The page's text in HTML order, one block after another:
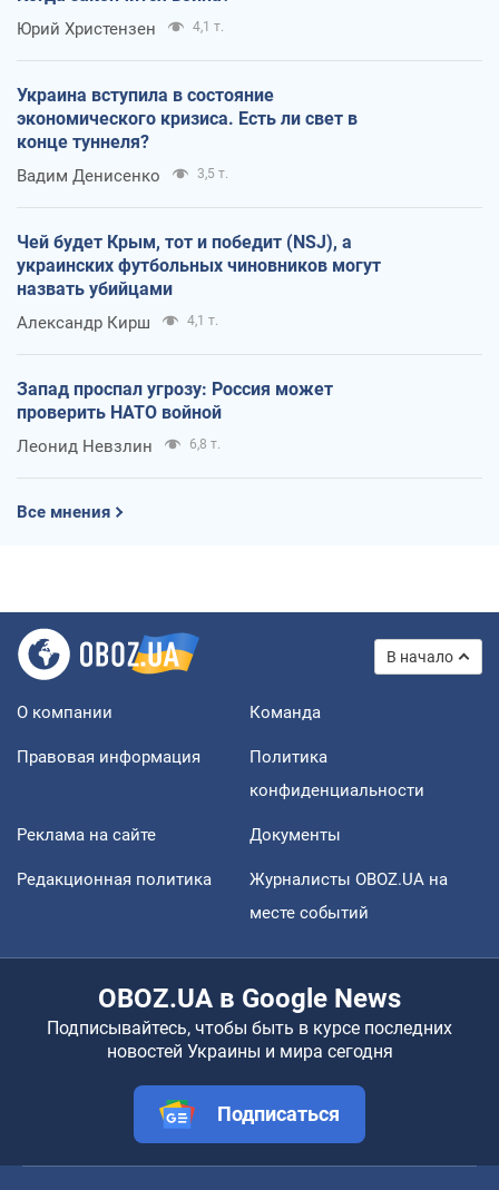
Юрий Христензен 4,1 т.
Украина вступила в состояние
экономического кризиса. Есть ли свет в
конце туннеля?
Вадим Денисенко 3,5 т.
Чей будет Крым, тот и победит (NSJ), а
украинских футбольных чиновников могут
назвать убийцами
Александр Кирш 4,1 т.
Запад проспал угрозу: Россия может
проверить НАТО войной
Леонид Невзлин 6,8 т.
Все мнения
В начало
О компании Команда
Правовая информация
Политика
конфиденциальности
Реклама на сайте Документы
Редакционная политика
Журналисты OBOZ.UA на
месте событий
OBOZ.UA в Google News
Подписывайтесь, чтобы быть в курсе последних
новостей Украины и мира сегодня
Подписаться